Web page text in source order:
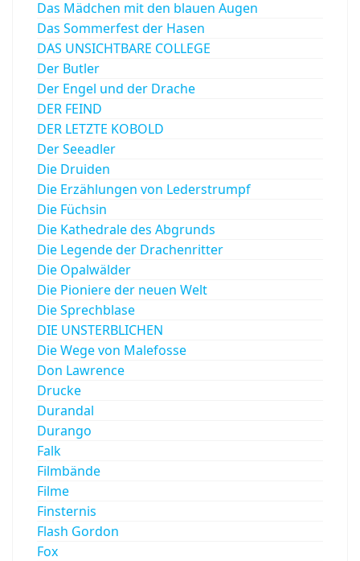
Das Mädchen mit den blauen Augen
Das Sommerfest der Hasen
DAS UNSICHTBARE COLLEGE
Der Butler
Der Engel und der Drache
DER FEIND
DER LETZTE KOBOLD
Der Seeadler
Die Druiden
Die Erzählungen von Lederstrumpf
Die Füchsin
Die Kathedrale des Abgrunds
Die Legende der Drachenritter
Die Opalwälder
Die Pioniere der neuen Welt
Die Sprechblase
DIE UNSTERBLICHEN
Die Wege von Malefosse
Don Lawrence
Drucke
Durandal
Durango
Falk
Filmbände
Filme
Finsternis
Flash Gordon
Fox